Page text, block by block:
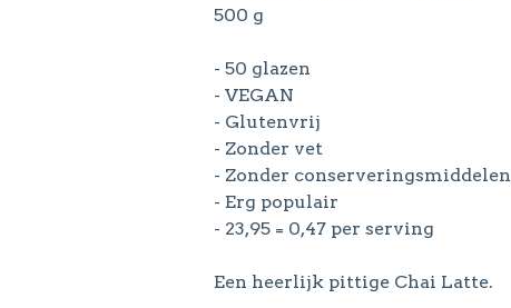
500 g
- 50 glazen
- VEGAN
- Glutenvrij
- Zonder vet
- Zonder conserveringsmiddelen
- Erg populair
- 23,95 = 0,47 per serving
Een heerlijk pittige Chai Latte.